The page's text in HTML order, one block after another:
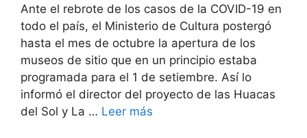
Ante el rebrote de los casos de la COVID-19 en
todo el país, el Ministerio de Cultura postergó
hasta el mes de octubre la apertura de los
museos de sitio que en un principio estaba
programada para el 1 de setiembre. Así lo
informó el director del proyecto de las Huacas
del Sol y La … Leer más